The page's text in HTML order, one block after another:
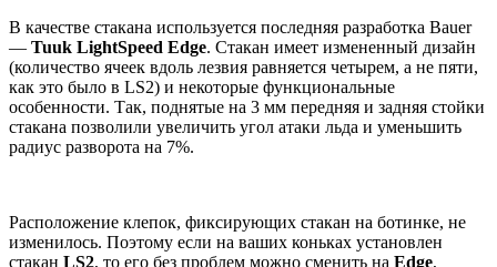
В качестве стакана используется последняя разработка Bauer
— Tuuk LightSpeed Edge. Стакан имеет измененный дизайн
(количество ячеек вдоль лезвия равняется четырем, а не пяти,
как это было в LS2) и некоторые функциональные
особенности. Так, поднятые на 3 мм передняя и задняя стойки
стакана позволили увеличить угол атаки льда и уменьшить
радиус разворота на 7%.
Расположение клепок, фиксирующих стакан на ботинке, не
изменилось. Поэтому если на ваших коньках установлен
стакан LS2, то его без проблем можно сменить на Edge,